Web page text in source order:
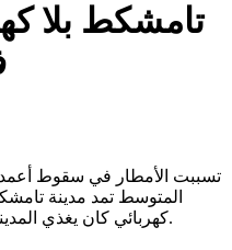
تامشكط بلا
تسببت الأمطار في سقوط
المتوسط تمد مدينة
كهربائي كان يغذي المدينة وانقطاع كلي للتيار الكهربائي عنها.